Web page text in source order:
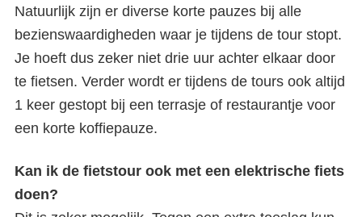
Natuurlijk zijn er diverse korte pauzes bij alle
bezienswaardigheden waar je tijdens de tour stopt.
Je hoeft dus zeker niet drie uur achter elkaar door
te fietsen. Verder wordt er tijdens de tours ook altijd
1 keer gestopt bij een terrasje of restaurantje voor
een korte koffiepauze.
Kan ik de fietstour ook met een elektrische fiets
doen?